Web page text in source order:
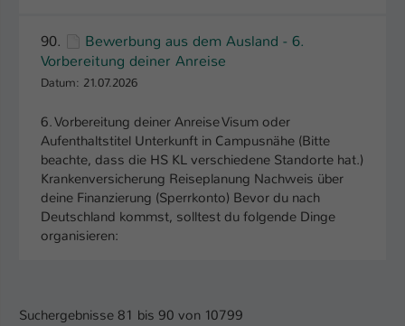
90.
Bewerbung aus dem Ausland - 6.
Vorbereitung deiner Anreise
Datum: 21.07.2026
6. Vorbereitung deiner Anreise Visum oder
Aufenthaltstitel Unterkunft in Campusnähe (Bitte
beachte, dass die HS KL verschiedene Standorte hat.)
Krankenversicherung Reiseplanung Nachweis über
deine Finanzierung (Sperrkonto) Bevor du nach
Deutschland kommst, solltest du folgende Dinge
organisieren:
Suchergebnisse 81 bis 90 von 10799